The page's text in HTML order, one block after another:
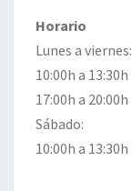
Horario
Lunes a viernes:
10:00h a 13:30h
17:00h a 20:00h
Sábado:
10:00h a 13:30h